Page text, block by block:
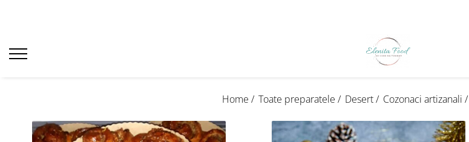
Home / Toate preparatele / Desert / Cozonaci artizanali /